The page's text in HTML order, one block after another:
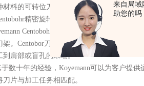
来自局域
助您的吗
材料的可转位刀片
精密旋转刀片
Centobohr精密精加工工具是一种稳
架。Centobor刀架既有通孔的变体，其中
到肩部或盲孔的末端。
于数十年的经验， Koyemann可以为客户提
刀片与加工任务相匹配。